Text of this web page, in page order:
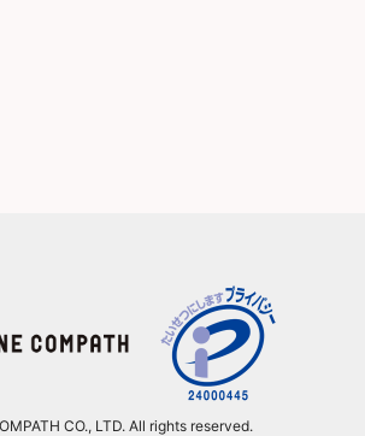
CO., LTD. All rights reserved.